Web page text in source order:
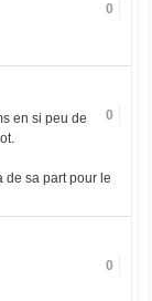
0
0
en si peu de
de sa part pour le
0